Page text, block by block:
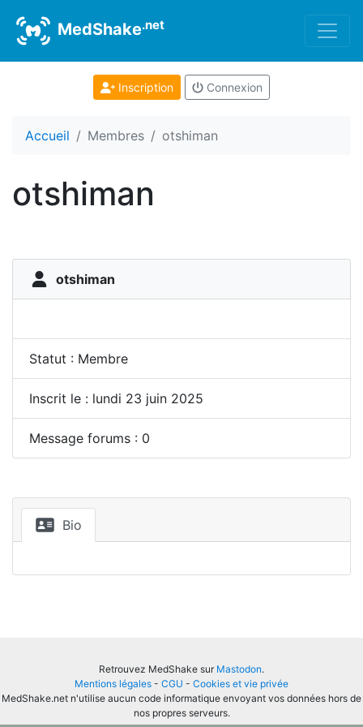
MedShake.net
Inscription Connexion
Accueil Membres otshiman
otshiman
otshiman
Statut : Membre
Inscrit le : lundi 23 juin 2025
Message forums : 0
Bio
Retrouvez MedShake sur Mastodon.
Mentions légales - CGU - Cookies et vie privée
MedShake.net n'utilise aucun code informatique envoyant vos données hors de
nos propres serveurs.